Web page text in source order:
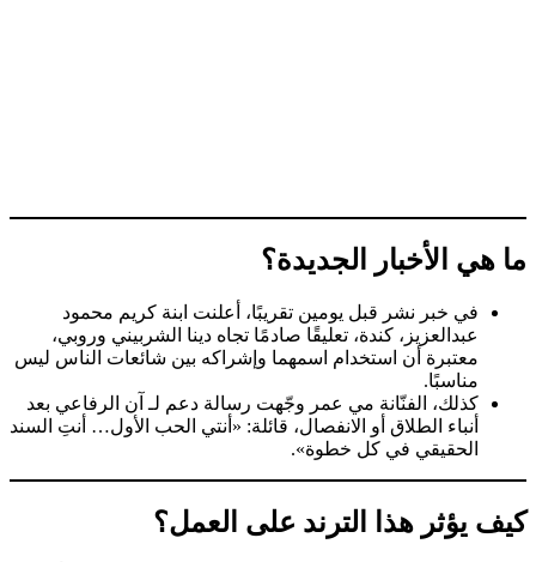
ما هي الأخبار الجديدة؟
في خبر نشر قبل يومين تقريبًا، أعلنت ابنة كريم محمود
عبدالعزيز، كندة، تعليقًا صادمًا تجاه دينا الشربيني وروبي،
معتبرة أن استخدام اسمهما وإشراكه بين شائعات الناس ليس
مناسبًا.
كذلك، الفنّانة مي عمر وجّهت رسالة دعم لـ آن الرفاعي بعد
أنباء الطلاق أو الانفصال، قائلة: «أنتي الحب الأول… أنتِ السند
الحقيقي في كل خطوة».
كيف يؤثر هذا الترند على العمل؟